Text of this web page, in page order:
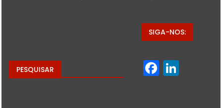
PESQUISAR
SIGA-NOS: